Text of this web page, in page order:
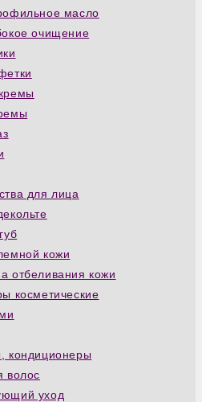
масло
очищение
для лица
кожи
отбеливания кожи
косметические
кондиционеры
волос
уход